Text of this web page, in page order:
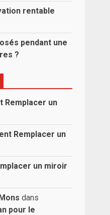
rentable
pendant une
?
Remplacer un
Remplacer un
un miroir
dans
pour le